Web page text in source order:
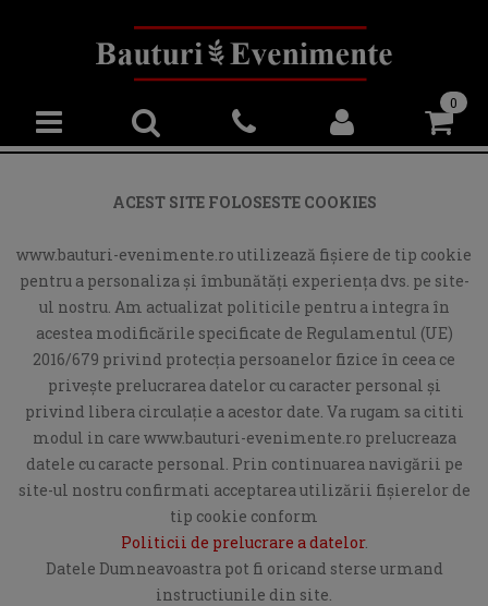
0
ACEST SITE FOLOSESTE COOKIES
www.bauturi-evenimente.ro utilizează fişiere de tip cookie
pentru a personaliza și îmbunătăți experiența dvs. pe site-
ul nostru. Am actualizat politicile pentru a integra în
acestea modificările specificate de Regulamentul (UE)
2016/679 privind protecția persoanelor fizice în ceea ce
privește prelucrarea datelor cu caracter personal și
privind libera circulație a acestor date. Va rugam sa cititi
modul in care www.bauturi-evenimente.ro prelucreaza
datele cu caracte personal. Prin continuarea navigării pe
site-ul nostru confirmati acceptarea utilizării fişierelor de
tip cookie conform
Politicii de prelucrare a datelor.
Datele Dumneavoastra pot fi oricand sterse urmand
instructiunile din site.